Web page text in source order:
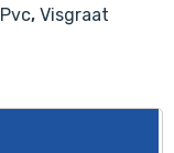
Pvc, Visgraat